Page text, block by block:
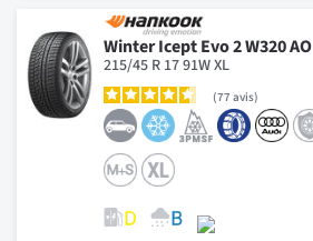
Winter Icept Evo 2 W320 AO
215/45 R 17 91W XL
77 avis